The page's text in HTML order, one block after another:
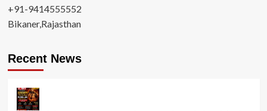
+91-9414555552
Bikaner,Rajasthan
Recent News